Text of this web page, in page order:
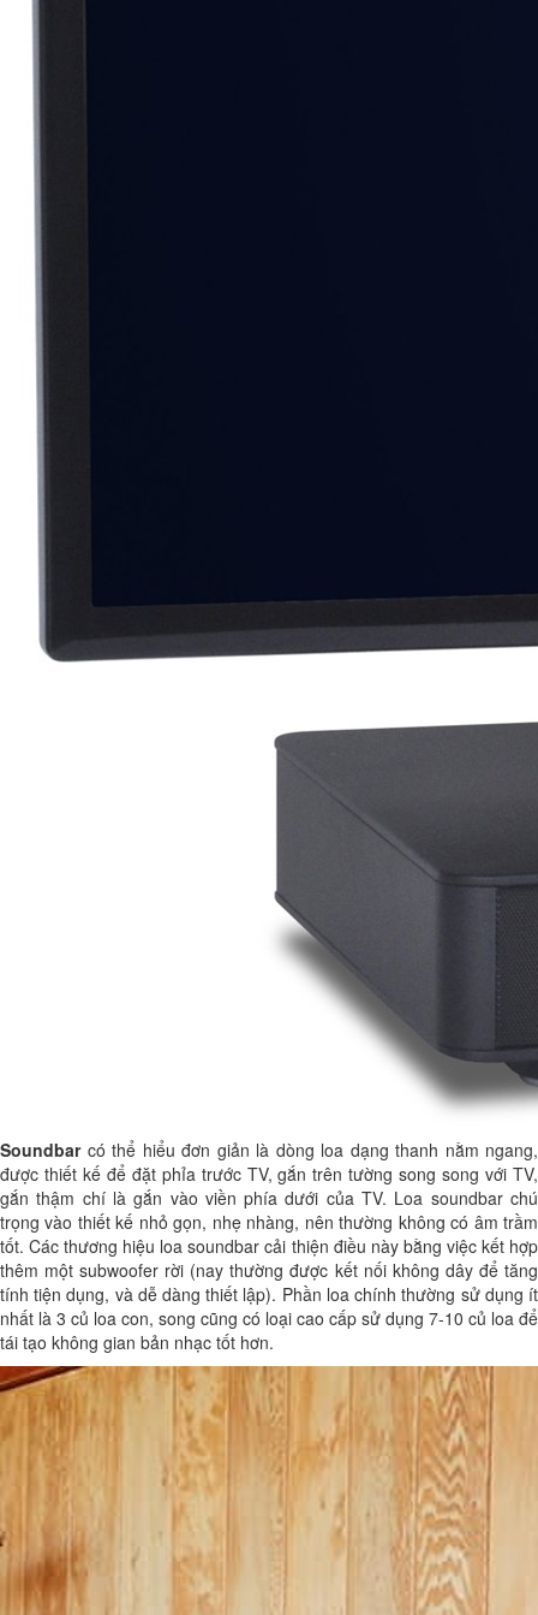
Soundbarcó thể hiểu đơn giản là dòng loa dạng thanh nằm ngang,
được thiết kế để đặt phỉa trước TV, gắn trên tường song song với TV,
gắn thậm chí là gắn vào viền phía dưới của TV. Loa soundbar chú
trọng vào thiết kế nhỏ gọn, nhẹ nhàng, nên thường không có âm trầm
tốt. Các thương hiệu loa soundbar cải thiện điều này bằng việc kết hợp
thêm một subwoofer rời (nay thường được kết nối không dây để tăng
tính tiện dụng, và dễ dàng thiết lập). Phần loa chính thường sử dụng ít
nhất là 3 củ loa con, song cũng có loại cao cấp sử dụng 7-10 củ loa để
tái tạo không gian bản nhạc tốt hơn.